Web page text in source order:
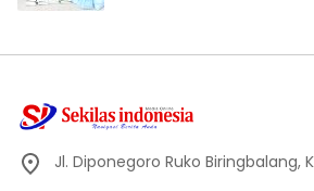
Jl. Diponegoro Ruko Biringbalang,